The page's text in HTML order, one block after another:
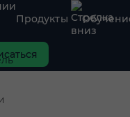
Продукты